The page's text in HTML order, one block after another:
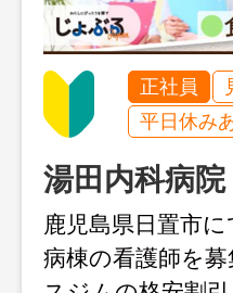
正社員
平日休み
湯田内科病院
鹿児島県日置市
病棟の看護師を